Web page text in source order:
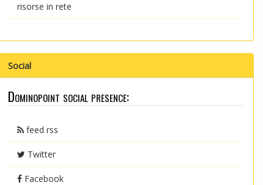
risorse in rete
Social
Dominopoint social presence:
feed rss
Twitter
Facebook